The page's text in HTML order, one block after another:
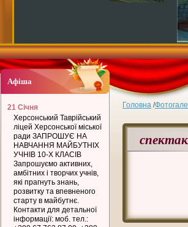
Головна /
Афіша
21 Січня
Херсонський Таврійський
ліцей Херсонської міської
ради ЗАПРОШУЄ НА
НАВЧАННЯ МАЙБУТНІХ
УЧНІВ 10-Х КЛАСІВ
Запрошуємо активних,
амбітних і творчих учнів,
які прагнуть знань,
розвитку та впевненого
старту в майбутнє.
Контакти для детальної
інформації: моб. тел.: